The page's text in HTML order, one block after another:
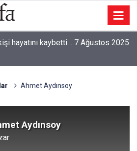
hayatını kaybetti… 7 Ağustos 2025
Ahmet Aydınsoy
Aydınsoy